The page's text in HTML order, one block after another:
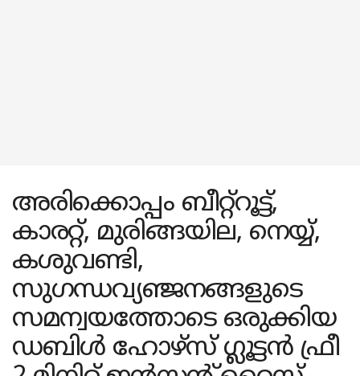
അരിക്കൊപ്പം ബീറ്റ്റൂട്ട്,
കാരറ്റ്, മുരിങ്ങയില, നെയ്യ്,
കശുവണ്ടി,
സുഗന്ധവ്യഞ്ജനങ്ങളുടെ
സമന്വയത്തോടെ ഒരുക്കിയ
ഡബിൾ ഹോഴ്‌സ് ഗ്ലൂട്ടൻ ഫ്രീ